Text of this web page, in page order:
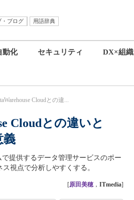
・ブログ
用語辞典
動化 セキュリティ DX×組織
Cloudとの違...
Cloudとの違いと
義
提供するデータ管理サービスのポー
視点で分析しやすくする。
[原田美穂 ， ITmedia]